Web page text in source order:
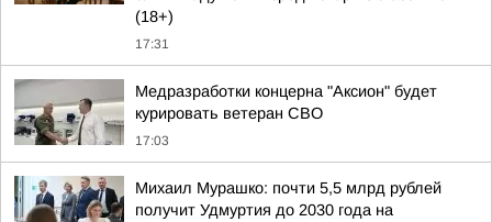
(18+)
17:31
Медразработки концерна "Аксион" будет
курировать ветеран СВО
17:03
Михаил Мурашко: почти 5,5 млрд рублей
получит Удмуртия до 2030 года на